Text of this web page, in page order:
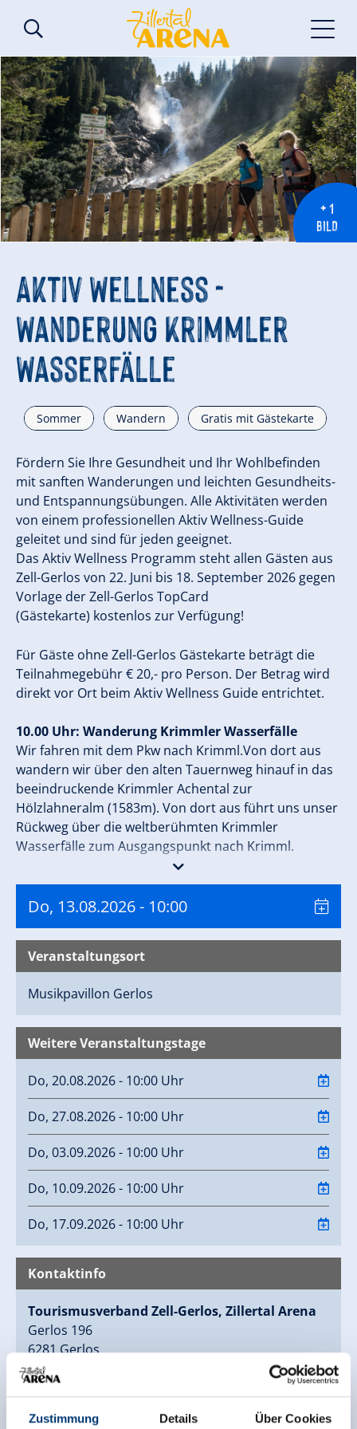
Zustimmung Details Über Cookies
+ 1
BILD
Aktiv Wellness -
Wanderung Krimmler
Wasserfälle
Sommer Wandern Gratis mit Gästekarte
Fördern Sie Ihre Gesundheit und Ihr Wohlbefinden
mit sanften Wanderungen und leichten Gesundheits-
und Entspannungsübungen. Alle Aktivitäten werden
von einem professionellen Aktiv Wellness-Guide
geleitet und sind für jeden geeignet.
Das Aktiv Wellness Programm steht allen Gästen aus
Zell-Gerlos von 22. Juni bis 18. September 2026 gegen
Vorlage der Zell-Gerlos TopCard
(Gästekarte) kostenlos zur Verfügung!
Für Gäste ohne Zell-Gerlos Gästekarte beträgt die
Teilnahmegebühr € 20,- pro Person. Der Betrag wird
direkt vor Ort beim Aktiv Wellness Guide entrichtet.
10.00 Uhr: Wanderung Krimmler Wasserfälle
Wir fahren mit dem Pkw nach Krimml.Von dort aus
wandern wir über den alten Tauernweg hinauf in das
beeindruckende Krimmler Achental zur
Hölzlahneralm (1583m). Von dort aus führt uns unser
Rückweg über die weltberühmten Krimmler
Wasserfälle zum Ausgangspunkt nach Krimml.
Aufstieg ca. 500 Hm
Gesamtdauer: ca. 6 h, Gehzeit: ca. 4,5 h
Wichtig:gutes Schuhwerk (Bergschuhe!)
Bitte mit eigenem PKW zum Treffpunkt kommen.
Treffpunkt: Musikpavillon
Do, 13.08.2026- 10:00
Veranstaltungsort
Musikpavillon Gerlos
Weitere Veranstaltungstage
Do, 20.08.2026 - 10:00 Uhr
Do, 27.08.2026 - 10:00 Uhr
Do, 03.09.2026 - 10:00 Uhr
Do, 10.09.2026 - 10:00 Uhr
Do, 17.09.2026 - 10:00 Uhr
Kontaktinfo
Tourismusverband Zell-Gerlos, Zillertal Arena
Gerlos 196
6281 Gerlos
(0043) 5284 5244
gerlos@zell-gerlos.at
www.zell-gerlos.at